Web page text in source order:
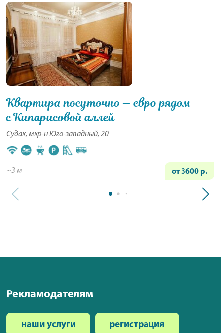
Квартира посуточно — евро рядом
с Кипарисовой аллей
Судак, мкр-н Юго-западный, 20
~3 м от 3600 р.
Рекламодателям
наши услуги регистрация